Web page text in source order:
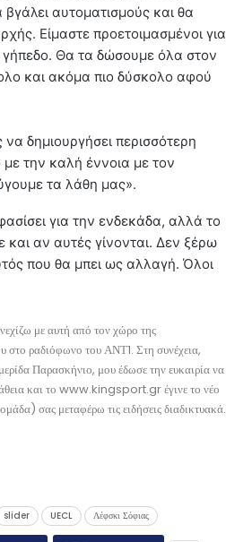
αυτοματισμούς και θα
Είμαστε προετοιμασμένοι για
γήπεδο. Θα τα δώσουμε όλα στον
και ακόμα πιο δύσκολο αφού
δημιουργήσει περισσότερη
με την καλή έννοια με τον
τα λάθη μας».
για την ενδεκάδα, αλλά το
και αν αυτές γίνονται. Δεν ξέρω
που θα μπει ως αλλαγή. Όλοι
με αυτή από τον χώρο της
στο ραδιόφωνο του ΑΝΤ1. Στη συνέχεια,
Παρασκήνιο, μου έδωσε την ευκαιρία να
και το www.kingsport.gr έγινε το νέο
σας μεταφέρω τις ειδήσεις διαδικτυακά.
slider UECL Λέφσκι Σόφιας